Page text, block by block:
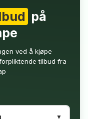
på
ved å kjøpe
tilbud fra